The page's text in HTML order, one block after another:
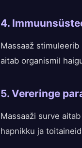
4.
Massaaž
aitab organismil
5. Vereringe
Massaaži surve
hapnikku ja